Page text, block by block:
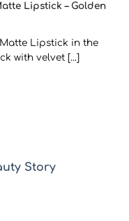
Lipstick – Golden
Lipstick in the
with velvet [...]
Story